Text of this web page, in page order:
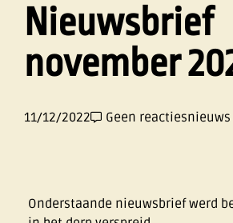
Nieuwsbrief
november
11/12/2022 Geen reactiesnieuws
Onderstaande nieuwsbrief werd